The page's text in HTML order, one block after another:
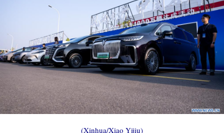
(Xinhua/Xiao Yijiu)